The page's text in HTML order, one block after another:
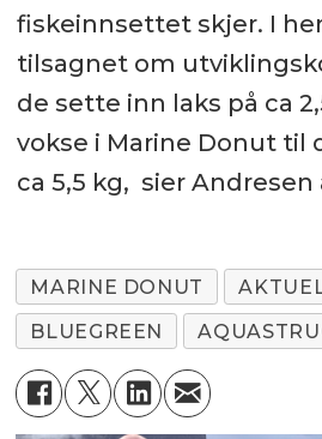
fiskeinnsettet skjer. I
tilsagnet om
de sette inn laks på ca
vokse i Marine Donut til
ca 5,5 kg, sier
MARINE DONUT
BLUEGREEN